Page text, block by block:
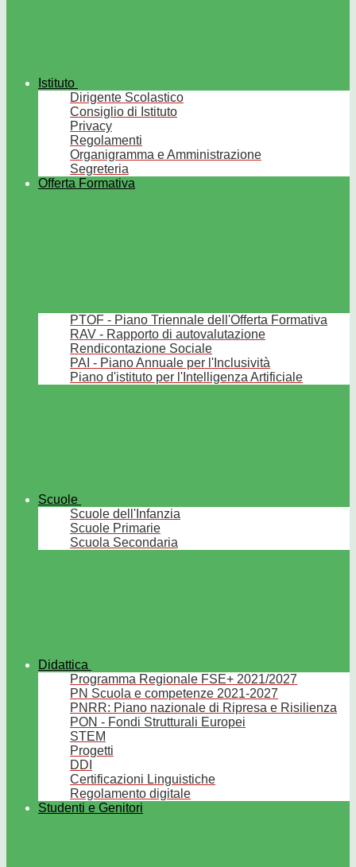
Istituto
Dirigente Scolastico
Consiglio di Istituto
Privacy
Regolamenti
Organigramma e Amministrazione
Segreteria
Offerta Formativa
PTOF - Piano Triennale dell'Offerta Formativa
RAV - Rapporto di autovalutazione
Rendicontazione Sociale
PAI - Piano Annuale per l'Inclusività
Piano d'istituto per l'Intelligenza Artificiale
Scuole
Scuole dell'Infanzia
Scuole Primarie
Scuola Secondaria
Didattica
Programma Regionale FSE+ 2021/2027
PN Scuola e competenze 2021-2027
PNRR: Piano nazionale di Ripresa e Risilienza
PON - Fondi Strutturali Europei
STEM
Progetti
DDI
Certificazioni Linguistiche
Regolamento digitale
Studenti e Genitori